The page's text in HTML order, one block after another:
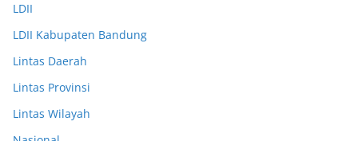
LDII
LDII Kabupaten Bandung
Lintas Daerah
Lintas Provinsi
Lintas Wilayah